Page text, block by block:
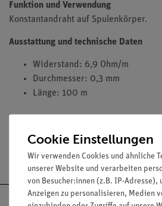
Funktion und Verwendung
Konstantandraht auf Spulenkörper.
Ausstattung und technische Daten
Widerstand: 6,9 Ohm/m
Durchmesser: 0,3 mm
Länge: 100 m
Versandkostenfrei
Cookie Einstellungen
Wir verwenden Cookies und ähnliche
unserer Website und verarbeiten
von Besucher:innen (z.B. IP-Adresse),
Anzeigen zu personalisieren, Medien